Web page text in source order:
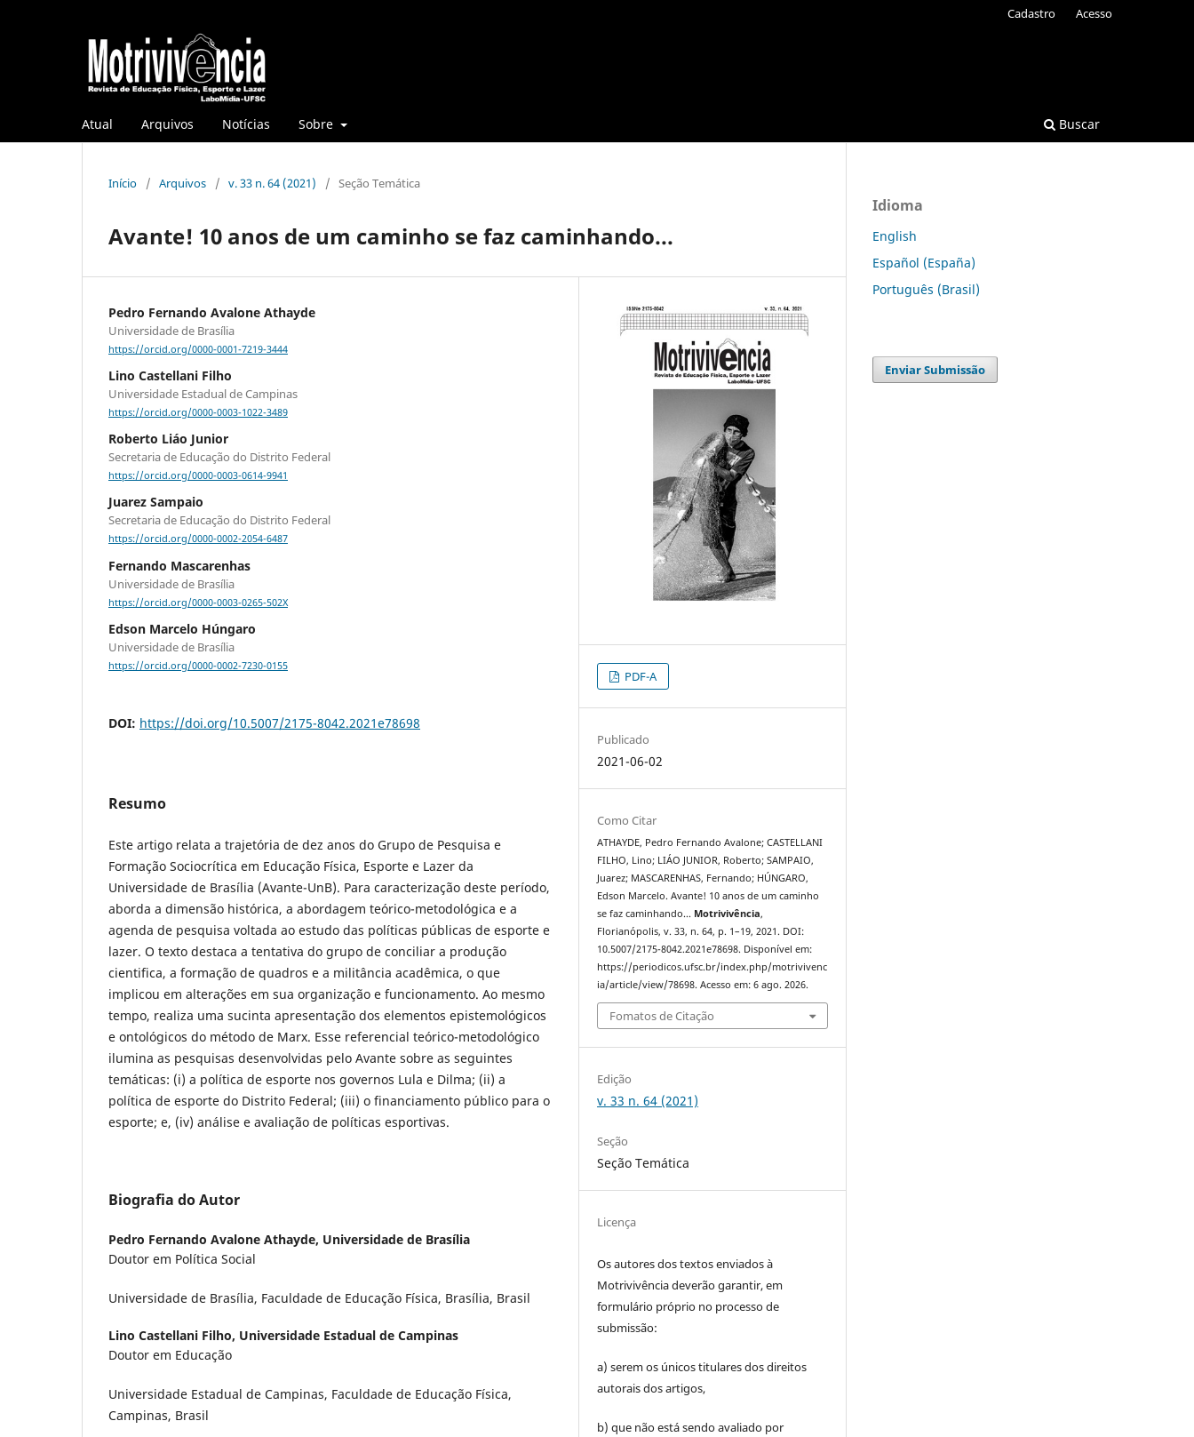
Atual Arquivos Notícias Sobre Buscar
Cadastro Acesso
Início / Arquivos / v. 33 n. 64 (2021) / Seção Temática
Avante! 10 anos de um caminho se faz caminhando...
Pedro Fernando Avalone Athayde
Universidade de Brasília
https://orcid.org/0000-0001-7219-3444
Lino Castellani Filho
Universidade Estadual de Campinas
https://orcid.org/0000-0003-1022-3489
Roberto Liáo Junior
Secretaria de Educação do Distrito Federal
https://orcid.org/0000-0003-0614-9941
Juarez Sampaio
Secretaria de Educação do Distrito Federal
https://orcid.org/0000-0002-2054-6487
Fernando Mascarenhas
Universidade de Brasília
https://orcid.org/0000-0003-0265-502X
Edson Marcelo Húngaro
Universidade de Brasília
https://orcid.org/0000-0002-7230-0155
DOI: https://doi.org/10.5007/2175-8042.2021e78698
Resumo
Este artigo relata a trajetória de dez anos do Grupo de Pesquisa e
Formação Sociocrítica em Educação Física, Esporte e Lazer da
Universidade de Brasília (Avante-UnB). Para caracterização deste período,
aborda a dimensão histórica, a abordagem teórico-metodológica e a
agenda de pesquisa voltada ao estudo das políticas públicas de esporte e
lazer. O texto destaca a tentativa do grupo de conciliar a produção
cientifica, a formação de quadros e a militância acadêmica, o que
implicou em alterações em sua organização e funcionamento. Ao mesmo
tempo, realiza uma sucinta apresentação dos elementos epistemológicos
e ontológicos do método de Marx. Esse referencial teórico-metodológico
ilumina as pesquisas desenvolvidas pelo Avante sobre as seguintes
temáticas: (i) a política de esporte nos governos Lula e Dilma; (ii) a
política de esporte do Distrito Federal; (iii) o financiamento público para o
esporte; e, (iv) análise e avaliação de políticas esportivas.
Biografia do Autor
Pedro Fernando Avalone Athayde, Universidade de Brasília
Doutor em Política Social
Universidade de Brasília, Faculdade de Educação Física, Brasília, Brasil
Lino Castellani Filho, Universidade Estadual de Campinas
Doutor em Educação
Universidade Estadual de Campinas, Faculdade de Educação Física,
Campinas, Brasil
PDF-A
Publicado
2021-06-02
Como Citar
ATHAYDE, Pedro Fernando Avalone; CASTELLANI
FILHO, Lino; LIÁO JUNIOR, Roberto; SAMPAIO,
Juarez; MASCARENHAS, Fernando; HÚNGARO,
Edson Marcelo. Avante! 10 anos de um caminho
se faz caminhando... Motrivivência,
Florianópolis, v. 33, n. 64, p. 1–19, 2021. DOI:
10.5007/2175-8042.2021e78698. Disponível em:
https://periodicos.ufsc.br/index.php/motrivivenc
ia/article/view/78698. Acesso em: 6 ago. 2026.
Fomatos de Citação
Edição
v. 33 n. 64 (2021)
Seção
Seção Temática
Licença
Os autores dos textos enviados à
Motrivivência deverão garantir, em
formulário próprio no processo de
submissão:
a) serem os únicos titulares dos direitos
autorais dos artigos,
b) que não está sendo avaliado por
Idioma
English
Español (España)
Português (Brasil)
Enviar Submissão